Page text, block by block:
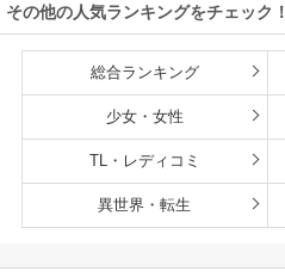
その他の人気ランキングをチェック！
総合ランキング
少女・女性
TL・レディコミ
異世界・転生